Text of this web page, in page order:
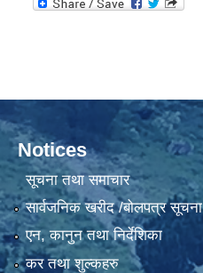
Notices
सूचना तथा समाचार
सार्वजनिक खरीद /बोलपत्र सूचना
एन, कानुन तथा निर्देशिका
कर तथा शुल्कहरु